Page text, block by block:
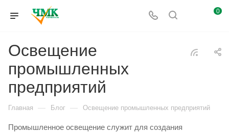
0
Освещение
промышленных
предприятий
Главная — Блог — Освещение промышленных предприятий
Промышленное освещение служит для создания